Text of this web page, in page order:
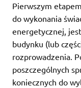
Pierwszym
do wykonania
energetycznej,
budynku (lub
rozprowadzenia.
poszczególnych
koniecznych do